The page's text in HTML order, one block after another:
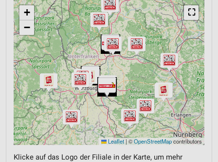
⛶
+
−
Leaflet |©OpenStreetMapcontributors
Klicke auf das Logo der Filiale in der Karte, um mehr